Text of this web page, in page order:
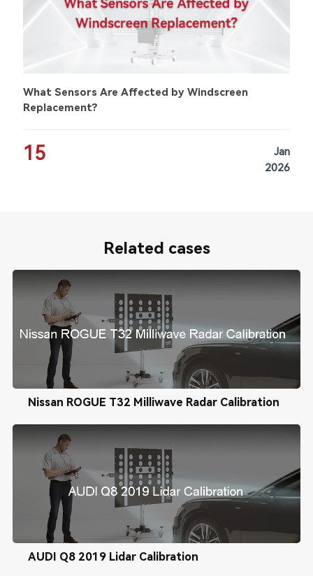
What Sensors Are Affected by Windscreen
Replacement?
15
Jan
2026
Related cases
Nissan ROGUE T32 Milliwave Radar Calibration
AUDI Q8 2019 Lidar Calibration